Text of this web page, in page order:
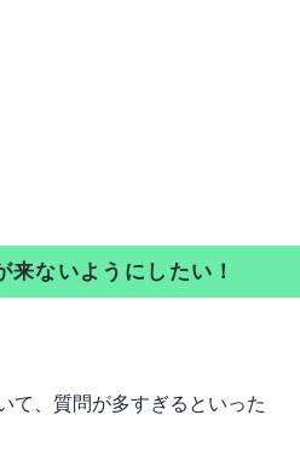
ないようにしたい！
て、質問が多すぎるといった